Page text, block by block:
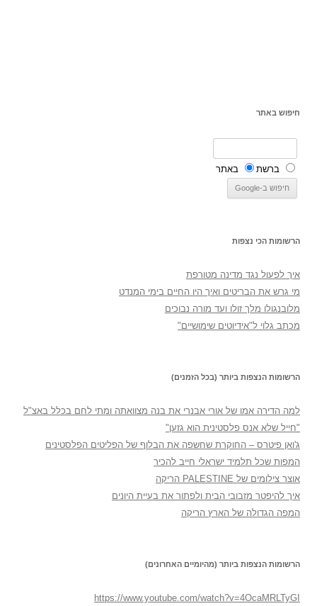
חיפוש באתר
ברשת באתר
הרשומות הכי נצפות
איך לפעול נגד מדינה מטורפת
מי גרש את הבריטים ואיך היו החיים בימי המנדט
מלובנגולו מלך זולו ועד מורה נבוכים
מכתב גלוי ל"אידיוטים שימושיים"
הרשומות הנצפות ביותר (בכל הזמנים)
למה הדירה אמו של אורי אבנרי את בנה מצוואתה ומתי לחם בכלל באצ"ל
"חייל שלא אנס פלסטינית הוא גזען"
ג'ואן פיטרס – החוקרת שחשפה את הבלוף של הפליטים הפלסטינים
המפות שכל תלמיד ישראלי חייב להכיר
אוצר צילומים של PALESTINE הריקה
איך להיפטר מזבובי הבית ולפתור את בעיית היונים
המפה הגדולה של הארץ הריקה
הרשומות הנצפות ביותר (מהיומיים האחרונים)
https://www.youtube.com/watch?v=4OcaMRLTyGI